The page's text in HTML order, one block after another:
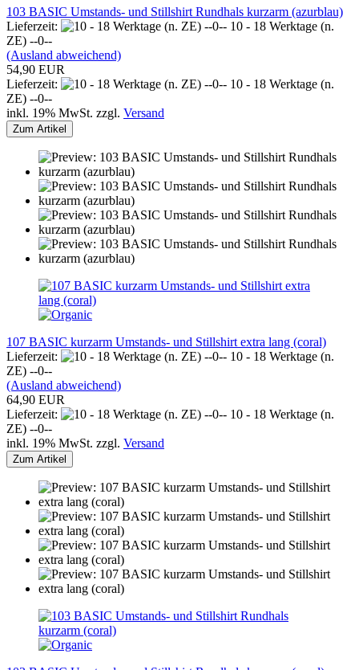
103 BASIC Umstands- und Stillshirt Rundhals kurzarm (azurblau)
Lieferzeit:
10 - 18 Werktage (n.
ZE) --0--
(Ausland abweichend)
54,90 EUR
Lieferzeit:
10 - 18 Werktage (n.
ZE) --0--
inkl. 19% MwSt. zzgl. Versand
Zum Artikel
107 BASIC kurzarm Umstands- und Stillshirt extra lang (coral)
Lieferzeit:
10 - 18 Werktage (n.
ZE) --0--
(Ausland abweichend)
64,90 EUR
Lieferzeit:
10 - 18 Werktage (n.
ZE) --0--
inkl. 19% MwSt. zzgl. Versand
Zum Artikel